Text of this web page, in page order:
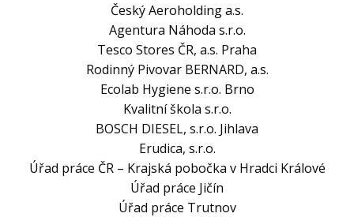
Český Aeroholding a.s.
Agentura Náhoda s.r.o.
Tesco Stores ČR, a.s. Praha
Rodinný Pivovar BERNARD, a.s.
Ecolab Hygiene s.r.o. Brno
Kvalitní škola s.r.o.
BOSCH DIESEL, s.r.o. Jihlava
Erudica, s.r.o.
Úřad práce ČR – Krajská pobočka v Hradci Králové
Úřad práce Jičín
Úřad práce Trutnov